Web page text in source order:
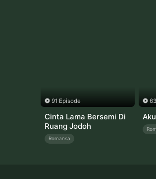
91 Episode
Cinta Lama Bersemi Di
Ruang Jodoh
Romansa